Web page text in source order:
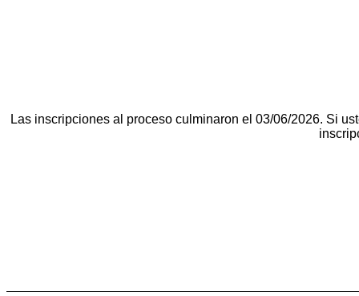
Las inscripciones al proceso culminaron el 03/06/2026. Si